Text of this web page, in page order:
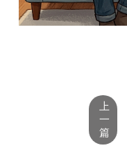
上
一
篇